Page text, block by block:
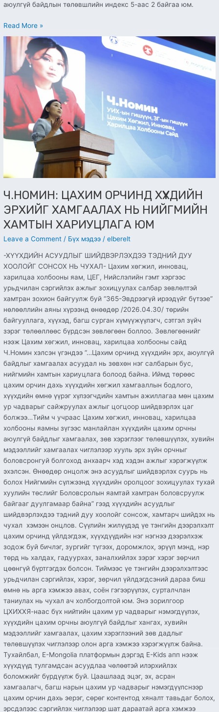
аюулгүй байдлын төлөвшлийн индекс 5-аас 2 байгаа юм.
Read More »
Ч.НОМИН: ЦАХИМ ОРЧИНД ХҮҮХДИЙН
ЭРХИЙГ ХАМГААЛАХ НЬ НИЙГМИЙН
ХАМТЫН ХАРИУЦЛАГА ЮМ
Leave a Comment / Бүх мэдээ /elberelt
-ХҮҮХДИЙН АСУУДЛЫГ ШИЙДВЭРЛЭХДЭЭ ТЭДНИЙ ДУУ
ХООЛОЙГ СОНСОХ НЬ ЧУХАЛ- Цахим хөгжил, инновац,
харилцаа холбооны яам, ЦЕГ, Нийслэлийн гэмт хэргээс
урьдчилан сэргийлэх ажлыг зохицуулах салбар зөвлөлтэй
хамтран зохион байгуулж буй “365-Эвдрээгүй ирээдүйг бүтээе”
нөлөөллийн аяны хүрээнд өнөөдөр /2026.04.30/ төрийн
байгууллага, хүүхэд, багш сурган хүмүүжүүлэгч, сэтгэл зүйч
зэрэг төлөөллөөс бүрдсэн зөвлөгөөн боллоо. Зөвлөгөөнийг
нээж Цахим хөгжил, инновац, харилцаа холбооны сайд
Ч.Номин хэлсэн үгэндээ “…Цахим орчинд хүүхдийн эрх, аюулгүй
байдлыг хамгаалах асуудал нь зөвхөн нэг салбарын бус,
нийгмийн хамтын хариуцлага болоод байна. Иймд төрөөс
цахим орчин дахь хүүхдийн хөгжил хамгааллын бодлого,
хүүхдийн өмнө үүрэг хүлээгчдийн хамтын ажиллагаа мөн цахим
ур чадварыг сайжруулах ажлыг цогцоор шийдвэрлэх цаг
болжээ…Тийм ч учраас Цахим хөгжил, инновац, харилцаа
холбооны яамны зүгээс манлайлан хүүхдийн цахим орчны
аюулгүй байдлыг хамгаалах, зөв хэрэглээг төлөвшүүлэх, хувийн
мэдээллийг хамгаалах чиглэлээр хууль эрх зүйн орчныг
боловсронгуй болгоход анхаарч хэд хэдэн ажлыг хэрэгжүүлж
эхэлсэн. Өнөөдөр онцолж энэ асуудлыг шийдвэрлэх суурь нь
болох Нийгмийн сүлжээнд хүүхдийн оролцоог зохицуулах тухай
хуулийн төслийг Боловсролын яамтай хамтран боловсруулж
байгааг дуулгамаар байна” гээд хүүхдийн асуудлыг
шийдвэрлэхдээ тэдний дуу хоолойг сонсож, хамтарч шийдэх нь
чухал хэмээн онцлов. Сүүлийн жилүүдэд үе тэнгийн дээрэлхэлт
цахим орчинд үйлдэгдэж, хүүхдүүдийн нэг нэгнээ дээрэлхэж
зодож буй бичлэг, зургийг түгээх, доромжлох, эрүүл мэнд, нэр
төрд нь халдах, гадуурхах, заналхийлэх зэрэг хэрэг зөрчил
цөөнгүй бүртгэгдэх болсон. Тиймээс үе тэнгийн дээрэлхэлтээс
урьдчилан сэргийлэх, хэрэг, зөрчил үйлдэгдсэний дараа биш
өмнө нь арга хэмжээ авах, соён гэгээрүүлэх, сурталчлан
таниулах нь чухал ач холбогдолтой юм. Энэ зорилгоор
ЦХИХХЯ-наас бүх нийтийн цахим ур чадварыг нэмэгдүүлэх,
хүүхдийн цахим орчны аюулгүй байдлыг хангах, хувийн
мэдээллийг хамгаалах, цахим хэрэглээний зөв дадлыг
төлөвшүүлэх чиглэлээр олон арга хэмжээ хэрэгжүүлж байна.
Тухайлбал, E-Mongolia платформын дэргэд E-Kids апп нээж
хүүхдүүд тулгамдсан асуудлаа чөлөөтэй илэрхийлэх
боломжийг бүрдүүлж буй. Цаашлаад эцэг, эх, асран
хамгаалагч, багш нарын цахим ур чадварыг нэмэгдүүлснээр
цахим орчин дахь эерэг, сөрөг контентод хяналт тавьдаг болох,
эрсдэлээс сэргийлэх чиглэлээр шат дараатай арга хэмжээ
Ч.НОМИН:
ЦАХИМ
ОРЧИНД
ХҮҮХДИЙН
ЭРХИЙГ
ХАМГААЛАХ
НЬ
НИЙГМИЙН
ХАМТЫН
ХАРИУЦЛАГА